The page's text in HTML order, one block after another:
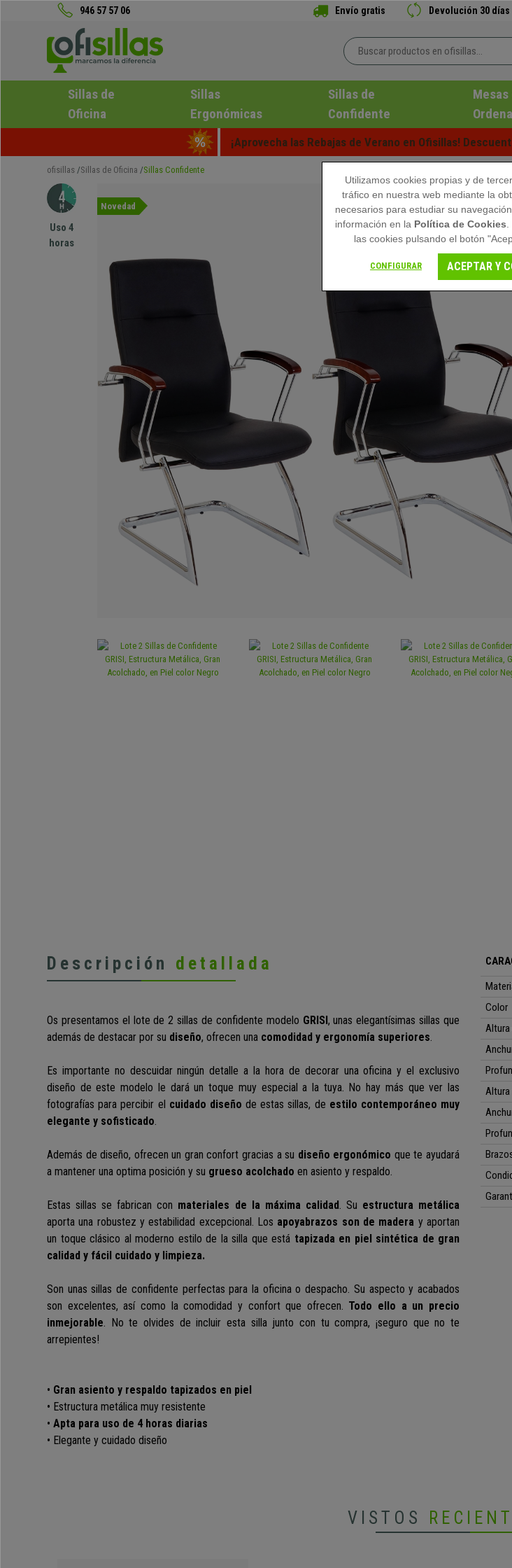
946 57 57 06 Envío gratis Devolución 30 días
Sillas de
Oficina
Sillas
Ergonómicas
Sillas de
Confidente
Mesas
¡Aprovecha las Rebajas de Verano en Ofisillas!
ofisillas Sillas de Oficina Sillas Confidente
Uso 4
horas
Novedad
Descripción detallada
Os presentamos el lote de 2 sillas de confidente modelo GRISI , unas elegantísimas sillas que
además de destacar por su diseño, ofrecen una comodidad y ergonomía superiores.
Es importante no descuidar ningún detalle a la hora de decorar una oficina y el exclusivo
diseño de este modelo le dará un toque muy especial a la tuya. No hay más que ver las
fotografías para percibir el cuidado diseñode estas sillas, de estilo contemporáneo muy
elegante y sofisticado.
Además de diseño, ofrecen un gran confort gracias a su diseño ergonómico que te ayudará
a mantener una optima posición y su grueso acolchado en asiento y respaldo.
Estas sillas se fabrican con materiales de la máxima calidad . Su estructura metálica
aporta una robustez y estabilidad excepcional. Los apoyabrazos son de madera y aportan
un toque clásico al moderno estilo de la silla que está tapizada en piel sintética de gran
calidad y fácil cuidado y limpieza.
Son unas sillas de confidente perfectas para la oficina o despacho. Su aspecto y acabados
son excelentes, así como la comodidad y confort que ofrecen. Todo ello a un precio
inmejorable.
No te olvides de incluir esta silla junto con tu compra, ¡seguro que no te
arrepientes!
• Gran asiento y respaldo tapizados en piel
• Estructura metálica muy resistente
• Apta para uso de 4 horas diarias
• Elegante y cuidado diseño
Color
Altura
Altura
VISTOS
Utilizamos cookies propias y de
tráfico en nuestra web mediante la
necesarios para estudiar su
información en la Política de Cookies
las cookies pulsando el botón
CONFIGURAR ACEPTAR Y